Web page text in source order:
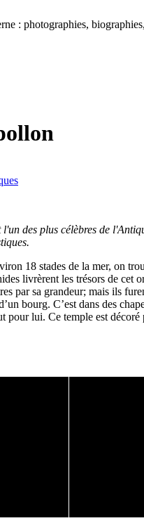
: photographies,
des plus célèbres de
18 stades de la mer, on
livrèrent les trésors de
par sa grandeur; mais ils
bourg. C’est dans des
pour lui. Ce temple est